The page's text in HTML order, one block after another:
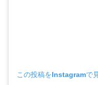
この投稿をInstagramで